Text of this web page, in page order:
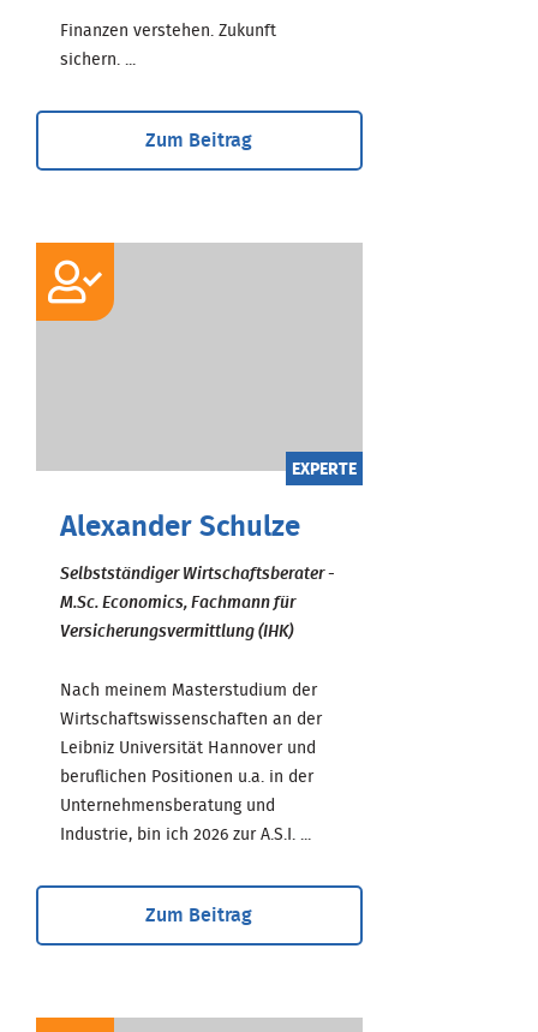
Finanzen verstehen. Zukunft
sichern. ...
Zum Beitrag
EXPERTE
Alexander Schulze
Selbstständiger Wirtschaftsberater -
M.Sc. Economics, Fachmann für
Versicherungsvermittlung (IHK)
Nach meinem Masterstudium der
Wirtschaftswissenschaften an der
Leibniz Universität Hannover und
beruflichen Positionen u.a. in der
Unternehmensberatung und
Industrie, bin ich 2026 zur A.S.I. ...
Zum Beitrag